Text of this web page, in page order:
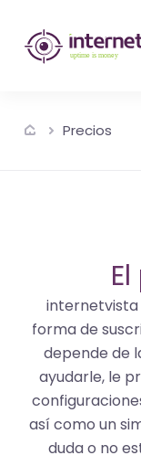
de
-
control
los
servicios
de
Internet
-
Precios
internetvista
forma de
depende de
ayudarle, le
así como un
duda o no